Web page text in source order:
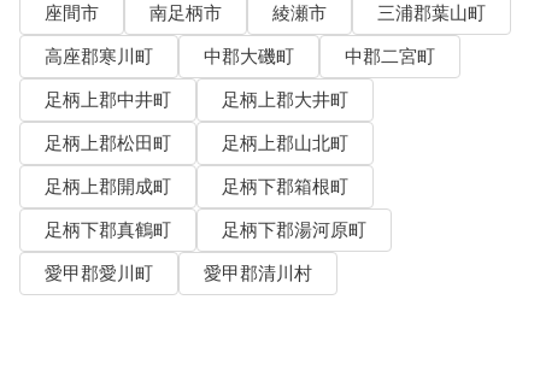
座間市
南足柄市 綾瀬市
三浦郡葉山町
高座郡寒川町
中郡大磯町
中郡二宮町
足柄上郡中井町
足柄上郡大井町
足柄上郡松田町
足柄上郡山北町
足柄上郡開成町
足柄下郡箱根町
足柄下郡真鶴町
足柄下郡湯河原町
愛甲郡愛川町
愛甲郡清川村